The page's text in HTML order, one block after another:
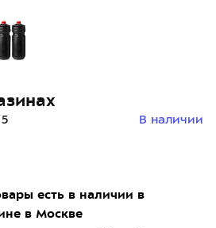
есть в наличии в
в Москве
В наличии